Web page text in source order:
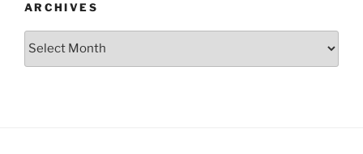
ARCHIVES
Archives